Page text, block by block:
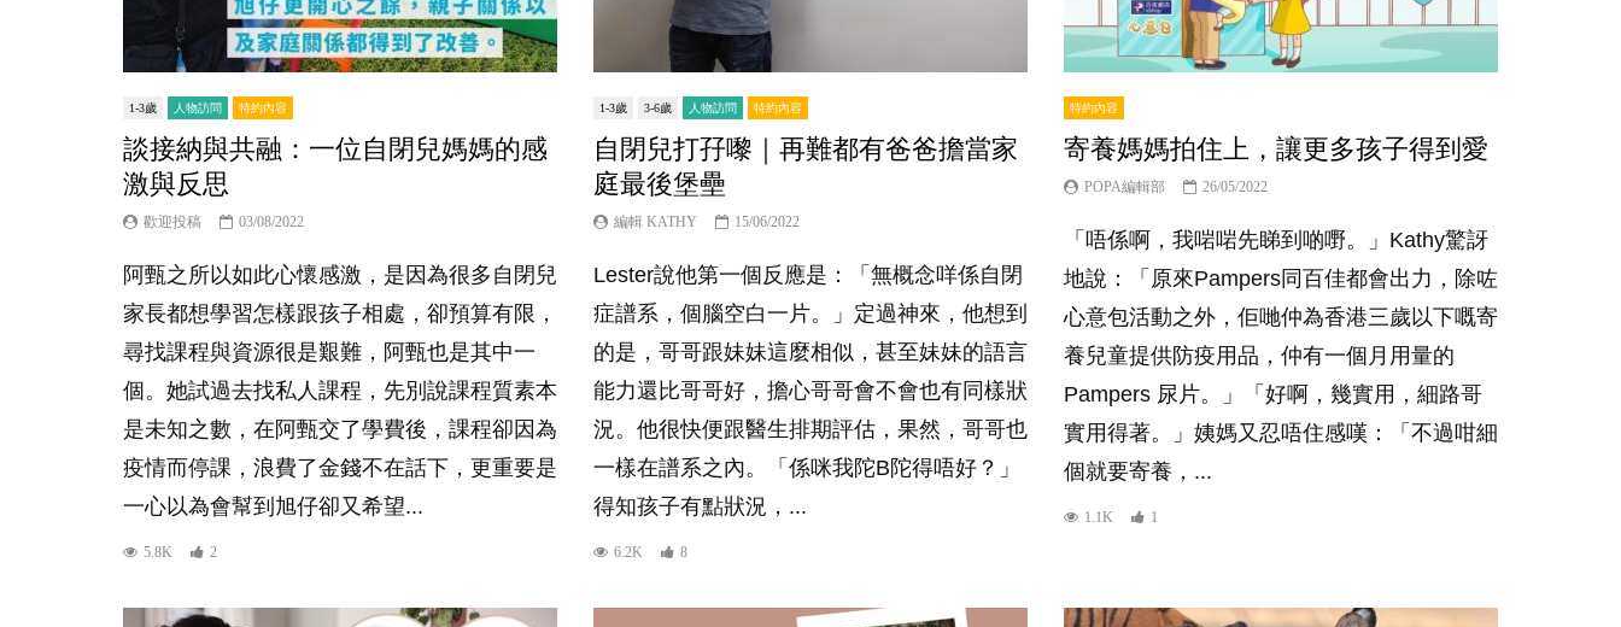
1-3歲 人物訪問 特約內容
談接納與共融：一位自閉兒媽媽的感
激與反思
歡迎投稿 03/08/2022
阿甄之所以如此心懷感激，是因為很多自閉兒
家長都想學習怎樣跟孩子相處，卻預算有限，
尋找課程與資源很是艱難，阿甄也是其中一
個。她試過去找私人課程，先別說課程質素本
是未知之數，在阿甄交了學費後，課程卻因為
疫情而停課，浪費了金錢不在話下，更重要是
一心以為會幫到旭仔卻又希望...
5.8K 2
1-3歲 3-6歲 人物訪問 特約內容
自閉兒打孖嚟｜再難都有爸爸擔當家
庭最後堡壘
編輯 KATHY 15/06/2022
Lester說他第一個反應是：「無概念咩係自閉
症譜系，個腦空白一片。」定過神來，他想到
的是，哥哥跟妹妹這麼相似，甚至妹妹的語言
能力還比哥哥好，擔心哥哥會不會也有同樣狀
況。他很快便跟醫生排期評估，果然，哥哥也
一樣在譜系之內。「係咪我陀B陀得唔好？」
得知孩子有點狀況，...
6.2K 8
特約內容
寄養媽媽拍住上，讓更多孩子得到愛
POPA編輯部 26/05/2022
「唔係啊，我啱啱先睇到啲嘢。」Kathy驚訝
地說：「原來Pampers同百佳都會出力，除咗
心意包活動之外，佢哋仲為香港三歲以下嘅寄
養兒童提供防疫用品，仲有一個月用量的
Pampers 尿片。」「好啊，幾實用，細路哥
實用得著。」姨媽又忍唔住感嘆：「不過咁細
個就要寄養，...
1.1K 1